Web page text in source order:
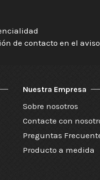
de contacto en el
Nuestra Empresa
Sobre nosotros
Contacte con
Preguntas
Producto a medida